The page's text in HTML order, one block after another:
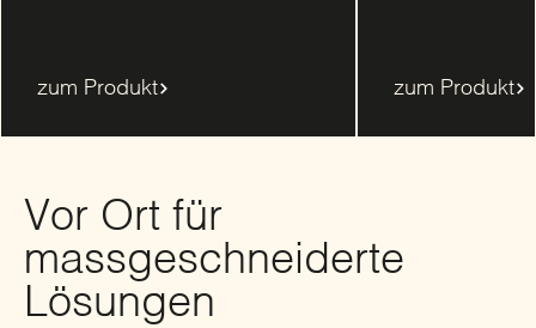
zum Produkt zum Produkt
Vor Ort für
massgeschneiderte
Lösungen